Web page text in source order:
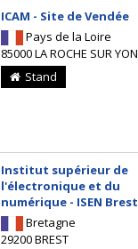
ICAM - Site de Vendée
Pays de la Loire
85000 LA ROCHE SUR YON
Stand
Institut supérieur de
l'électronique et du
numérique - ISEN Brest
Bretagne
29200 BREST